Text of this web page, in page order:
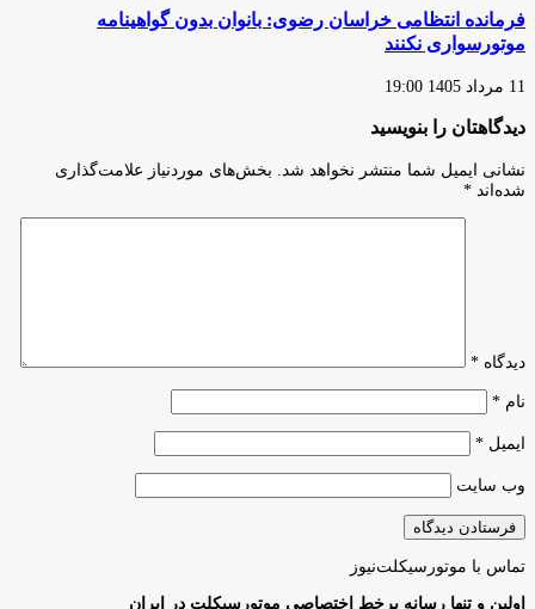
فرمانده انتظامی خراسان رضوی: بانوان بدون گواهینامه
موتورسواری نکنند
11 مرداد 1405 19:00
دیدگاهتان را بنویسید
نشانی ایمیل شما منتشر نخواهد شد.
بخش‌های موردنیاز علامت‌گذاری
شده‌اند *
دیدگاه *
نام *
ایمیل *
وب‌ سایت
تماس با موتورسیکلت‌نیوز
اولین و تنها رسانه برخط اختصاصی موتورسیکلت در ایران